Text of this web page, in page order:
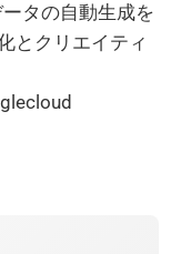
タの自動生成を
とクリエイティ